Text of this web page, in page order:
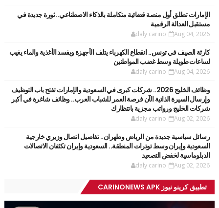
الإمارات تطلق أول منصة قضائية متكاملة بالذكاء الاصطناعي.. ثورة جديدة في
مستقبل العدالة الرقمية
daly carino Aug 04, 2026
كارثة الصيف في تونس.. انقطاع الكهرباء يتلف الأجهزة ويفسد الأغذية والماء يغيب
لساعات طويلة وسط غضب المواطنين
daly carino Aug 04, 2026
وظائف الخليج 2026.. شركات كبرى في السعودية والإمارات تفتح باب التوظيف
وإرسال السيرة الذاتية الآن فرصة العمر للشباب العرب.. وظائف شاغرة في أكبر
شركات الخليج ورواتب مجزية بانتظارك
daly carino Aug 02, 2026
رسائل سياسية جديدة من الرياض وطهران.. تفاصيل اتصال وزيري خارجية
السعودية وإيران وسط توترات المنطقة.. السعودية وإيران تكثفان الاتصالات
الدبلوماسية لخفض التصعيد
daly carino Aug 02, 2026
تطبيق كرينو نيوز CARINONEWS APK